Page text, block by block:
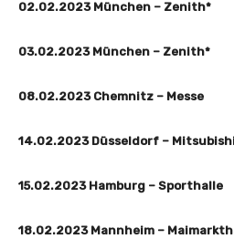
02.02.2023 München
03.02.2023 München
08.02.2023
14.02.2023 Düsseldorf –
15.02.2023 Hamburg –
18.02.2023 Mannheim –